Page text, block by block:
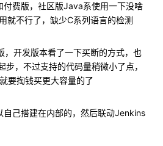
费版，社区版Java系使用一下没啥
就不行了，缺少C系列语言的检测
，开发版本看了一下买断的方式，也
，不过支持的代码量稍微小了点，
要掏钱买更大容量的了
己搭建在内部的，然后联动Jenkins